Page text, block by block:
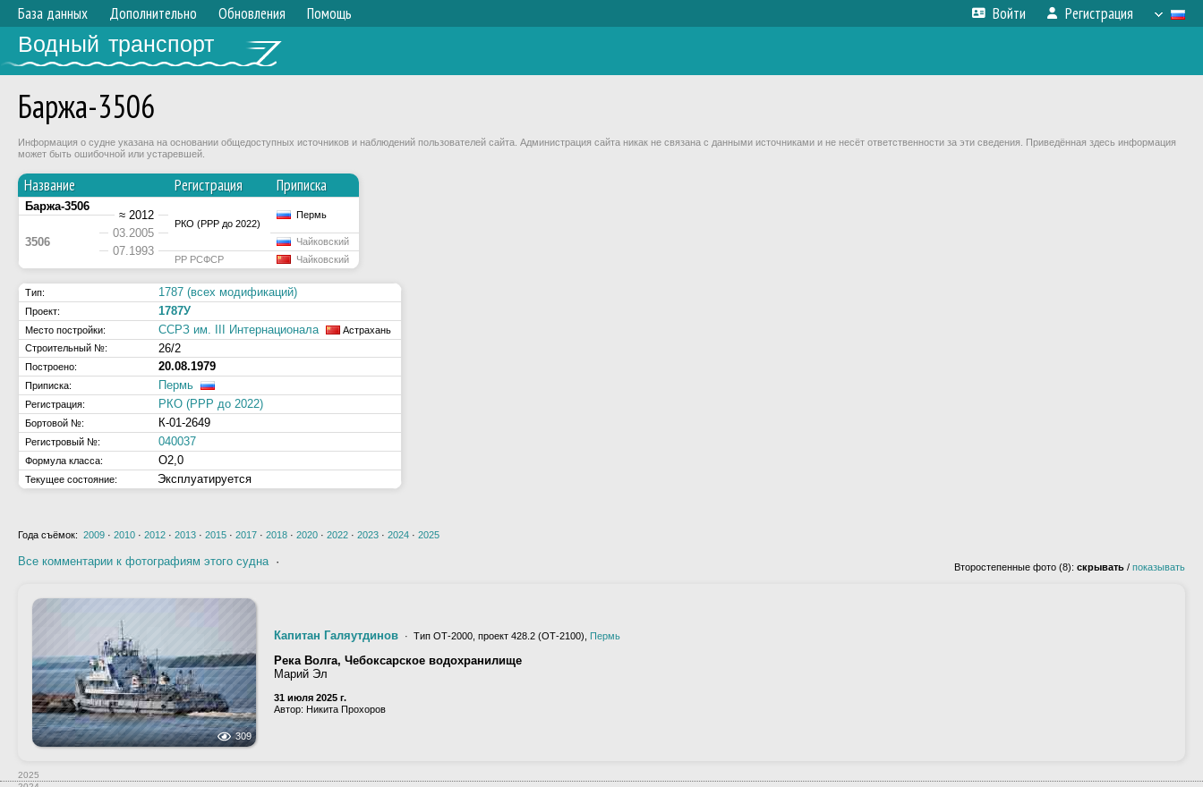
База данных Дополнительно Обновления Помощь Войти Регистрация
Водный транспорт
Баржа-3506
Информация о судне указана на основании общедоступных источников и наблюдений пользователей сайта. Администрация сайта никак не связана с данными источниками и не несёт ответственности за эти сведения. Приведённая здесь информация
может быть ошибочной или устаревшей.
Название Регистрация Приписка
Баржа-3506
≈ 2012
РКО (РРР до 2022)
Пермь
3506
03.2005
07.1993
Чайковский
РР РСФСР
Чайковский
Тип: 1787 (всех модификаций)
Проект: 1787У
Место постройки: ССРЗ им. III Интернационала
Астрахань
Строительный №:
26/2
Построено: 20.08.1979
Приписка: Пермь
Регистрация: РКО (РРР до 2022)
Бортовой №: К-01-2649
Регистровый №: 040037
Формула класса: О2,0
Текущее состояние: Эксплуатируется
Года съёмок: 2009 · 2010 · 2012 · 2013 · 2015 · 2017 · 2018 · 2020 · 2022 · 2023 · 2024 · 2025
Все комментарии к фотографиям этого судна· Второстепенные фото (8): скрывать / показывать
309
Капитан Галяутдинов · Тип ОТ-2000, проект 428.2 (ОТ-2100), Пермь
Река Волга, Чебоксарское водохранилище
Марий Эл
31 июля 2025 г.
Автор: Никита Прохоров
2025